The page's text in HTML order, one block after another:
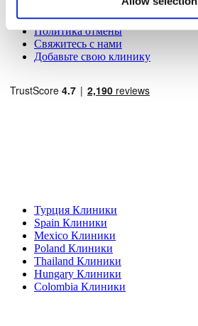
Политика Конфиденциальности
Условия и Положения
Политика отмены
Свяжитесь с нами
Добавьте свою клинику
Турция Клиники
Spain Клиники
Mexico Клиники
Poland Клиники
Thailand Клиники
Hungary Клиники
Colombia Клиники